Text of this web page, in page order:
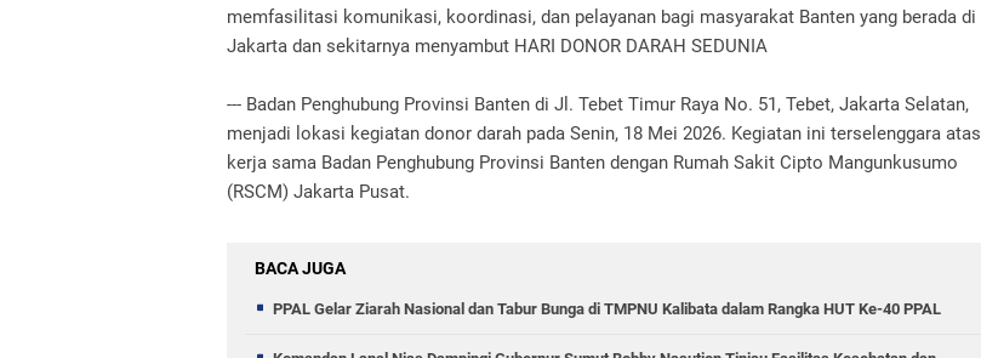
memfasilitasi komunikasi, koordinasi, dan pelayanan bagi masyarakat Banten yang berada di
Jakarta dan sekitarnya menyambut HARI DONOR DARAH SEDUNIA
--- Badan Penghubung Provinsi Banten di Jl. Tebet Timur Raya No. 51, Tebet, Jakarta Selatan,
menjadi lokasi kegiatan donor darah pada Senin, 18 Mei 2026. Kegiatan ini terselenggara atas
kerja sama Badan Penghubung Provinsi Banten dengan Rumah Sakit Cipto Mangunkusumo
(RSCM) Jakarta Pusat.
BACA JUGA
PPAL Gelar Ziarah Nasional dan Tabur Bunga di TMPNU Kalibata dalam Rangka HUT Ke-40 PPAL